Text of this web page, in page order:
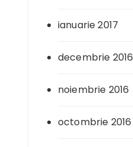
ianuarie 2017
decembrie 2016
noiembrie 2016
octombrie 2016